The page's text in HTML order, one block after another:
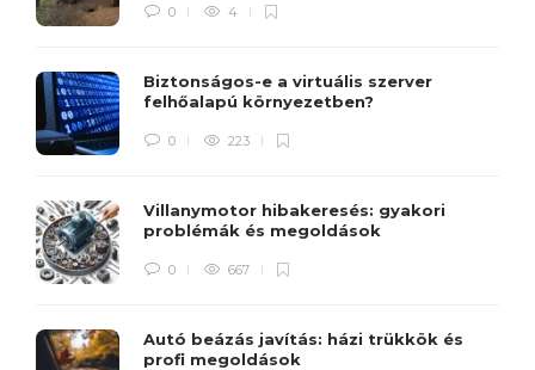
0 4
Biztonságos-e a virtuális szerver
felhőalapú környezetben?
0 223
Villanymotor hibakeresés: gyakori
problémák és megoldások
0 667
Autó beázás javítás: házi trükkök és
profi megoldások